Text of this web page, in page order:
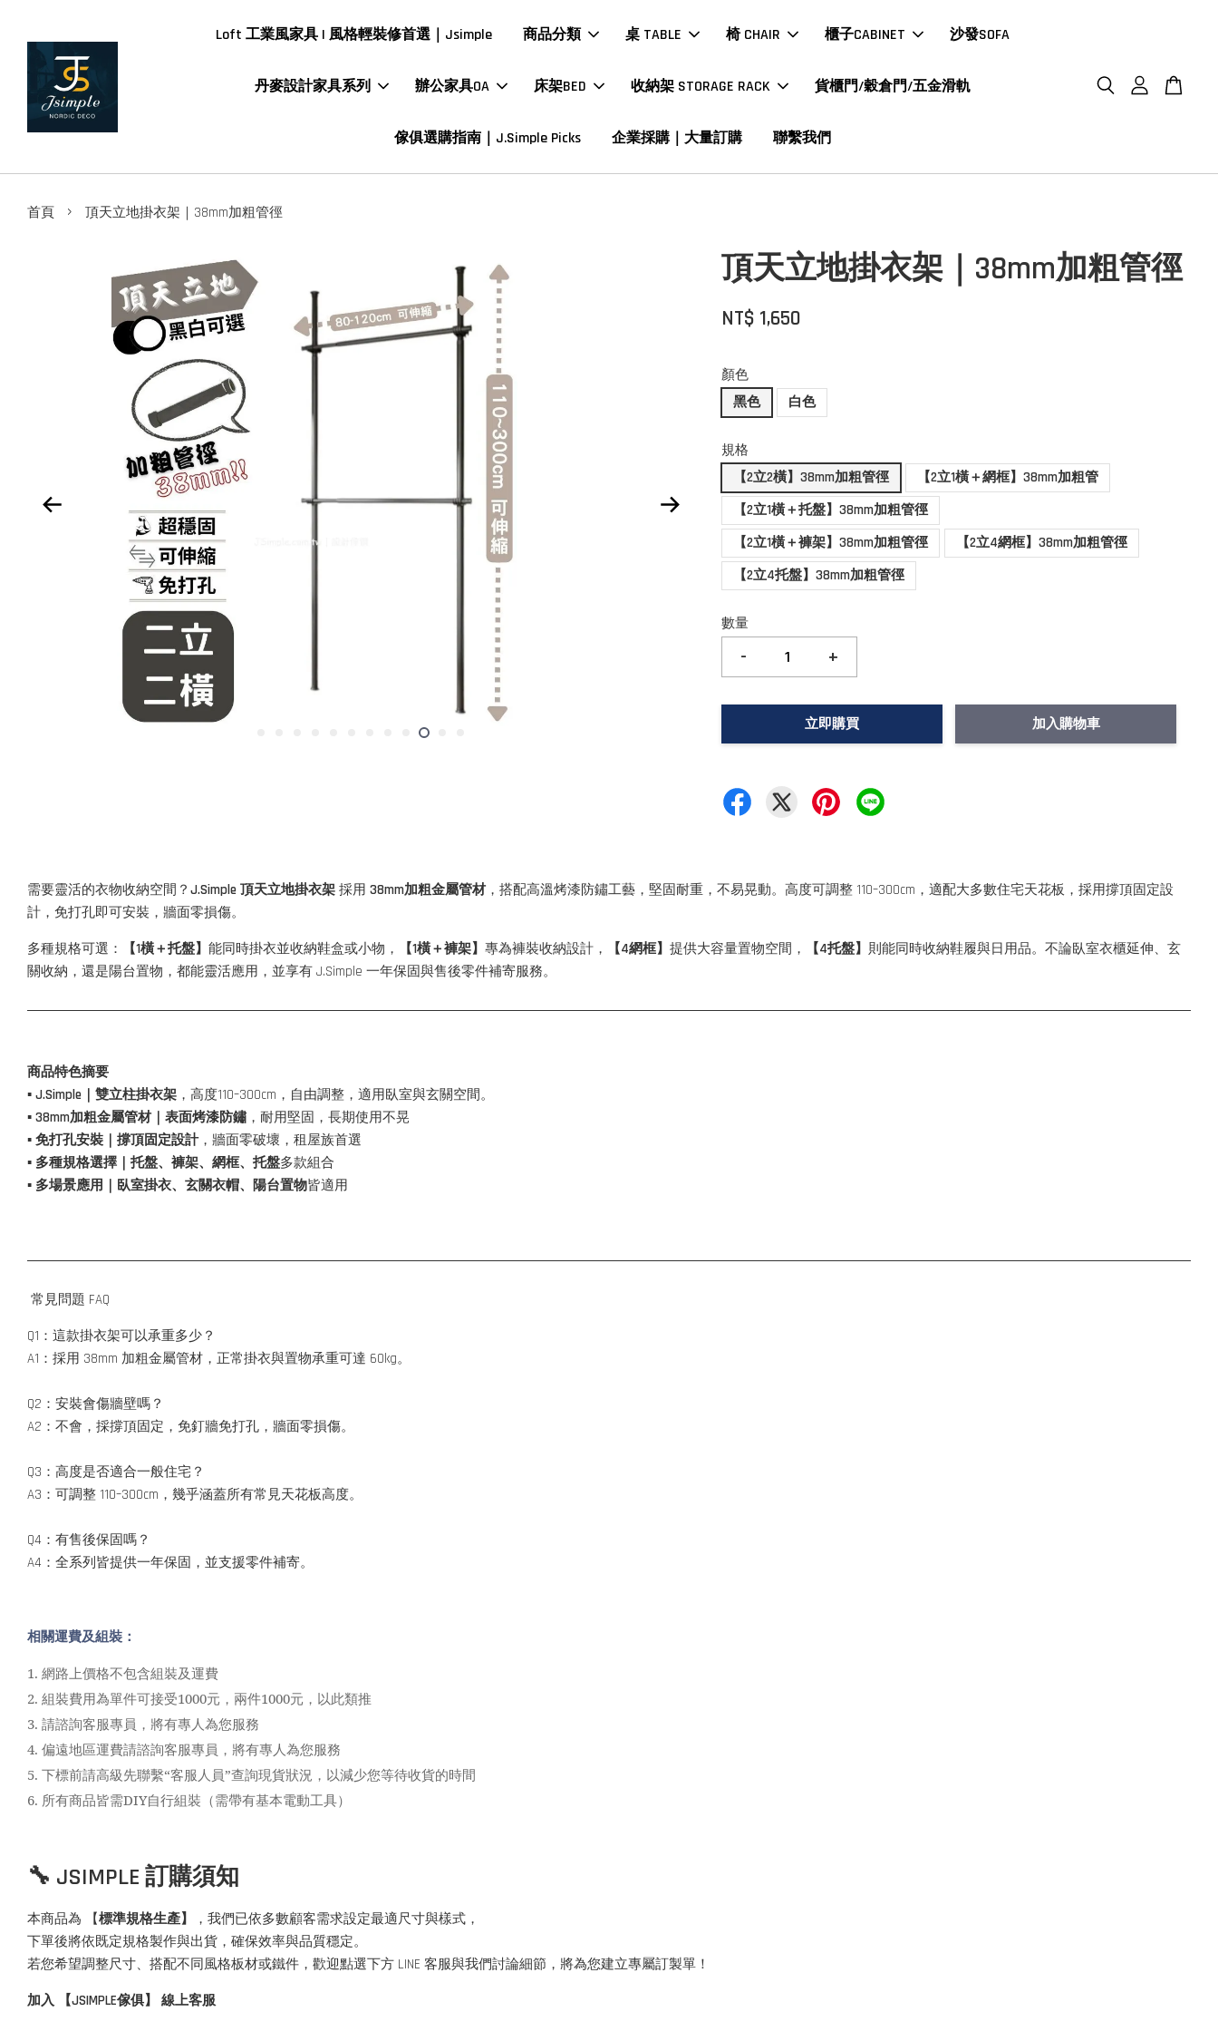
Loft 工業風家具 | 風格輕裝修首選｜Jsimple 商品分類 桌 TABLE 椅 CHAIR 櫃子CABINET 沙發SOFA
丹麥設計家具系列 辦公家具OA 床架BED 收納架 STORAGE RACK 貨櫃門/穀倉門/五金滑軌
傢俱選購指南｜J.Simple Picks 企業採購｜大量訂購 聯繫我們
首頁 › 頂天立地掛衣架｜38mm加粗管徑
頂天立地掛衣架｜38mm加粗管徑
NT$ 1,650
顏色
黑色
白色
規格
【2立2橫】38mm加粗管徑
【2立1橫＋網框】38mm加粗管
【2立1橫＋托盤】38mm加粗管徑
【2立1橫＋褲架】38mm加粗管徑
【2立4網框】38mm加粗管徑
【2立4托盤】38mm加粗管徑
數量
- +
立即購買 加入購物車
需要靈活的衣物收納空間？ J.Simple 頂天立地掛衣架 採用 38mm加粗金屬管材，搭配高溫烤漆防鏽工藝，堅固耐重，不易晃動。高度可調整 110–300cm，適配大多數住宅天花板，採用撐頂固定設
計，免打孔即可安裝，牆面零損傷。
多種規格可選： 【1橫＋托盤】 能同時掛衣並收納鞋盒或小物， 【1橫＋褲架】 專為褲裝收納設計， 【4網框】 提供大容量置物空間， 【4托盤】 則能同時收納鞋履與日用品。不論臥室衣櫃延伸、玄
關收納，還是陽台置物，都能靈活應用，並享有 J.Simple 一年保固與售後零件補寄服務。
商品特色摘要
▪ J.Simple｜雙立柱掛衣架 ，高度110–300cm，自由調整，適用臥室與玄關空間。
▪ 38mm加粗金屬管材｜表面烤漆防鏽 ，耐用堅固，長期使用不晃
▪ 免打孔安裝｜撐頂固定設計，牆面零破壞，租屋族首選
▪ 多種規格選擇｜托盤、褲架、網框、托盤多款組合
▪ 多場景應用｜臥室掛衣、玄關衣帽、陽台置物皆適用
常見問題 FAQ
Q1：這款掛衣架可以承重多少？
A1：採用 38mm 加粗金屬管材，正常掛衣與置物承重可達 60kg。
Q2：安裝會傷牆壁嗎？
A2：不會，採撐頂固定，免釘牆免打孔，牆面零損傷。
Q3：高度是否適合一般住宅？
A3：可調整 110–300cm，幾乎涵蓋所有常見天花板高度。
Q4：有售後保固嗎？
A4：全系列皆提供一年保固，並支援零件補寄。
相關運費及組裝：
1. 網路上價格不包含組裝及運費
2. 組裝費用為單件可接受1000元，兩件1000元，以此類推
3. 請諮詢客服專員，將有專人為您服務
4. 偏遠地區運費請諮詢客服專員，將有專人為您服務
5. 下標前請高級先聯繫“客服人員”查詢現貨狀況，以減少您等待收貨的時間
6. 所有商品皆需DIY自行組裝（需帶有基本電動工具）
🔧 JSIMPLE 訂購須知
本商品為 【標準規格生產】
，我們已依多數顧客需求設定最適尺寸與樣式，
下單後將依既定規格製作與出貨，確保效率與品質穩定。
若您希望調整尺寸、搭配不同風格板材或鐵件，歡迎點選下方 LINE 客服與我們討論細節，將為您建立專屬訂製單！
加入 【JSIMPLE傢俱】 線上客服